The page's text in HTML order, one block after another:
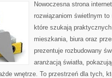
Nowoczesna strona
rozwiązaniom świetlnym
które szukają
mieszkania, biura oraz
prezentuje rozbudowany
aranżacją światła,
wnętrze. To przestrzeń dla tych,